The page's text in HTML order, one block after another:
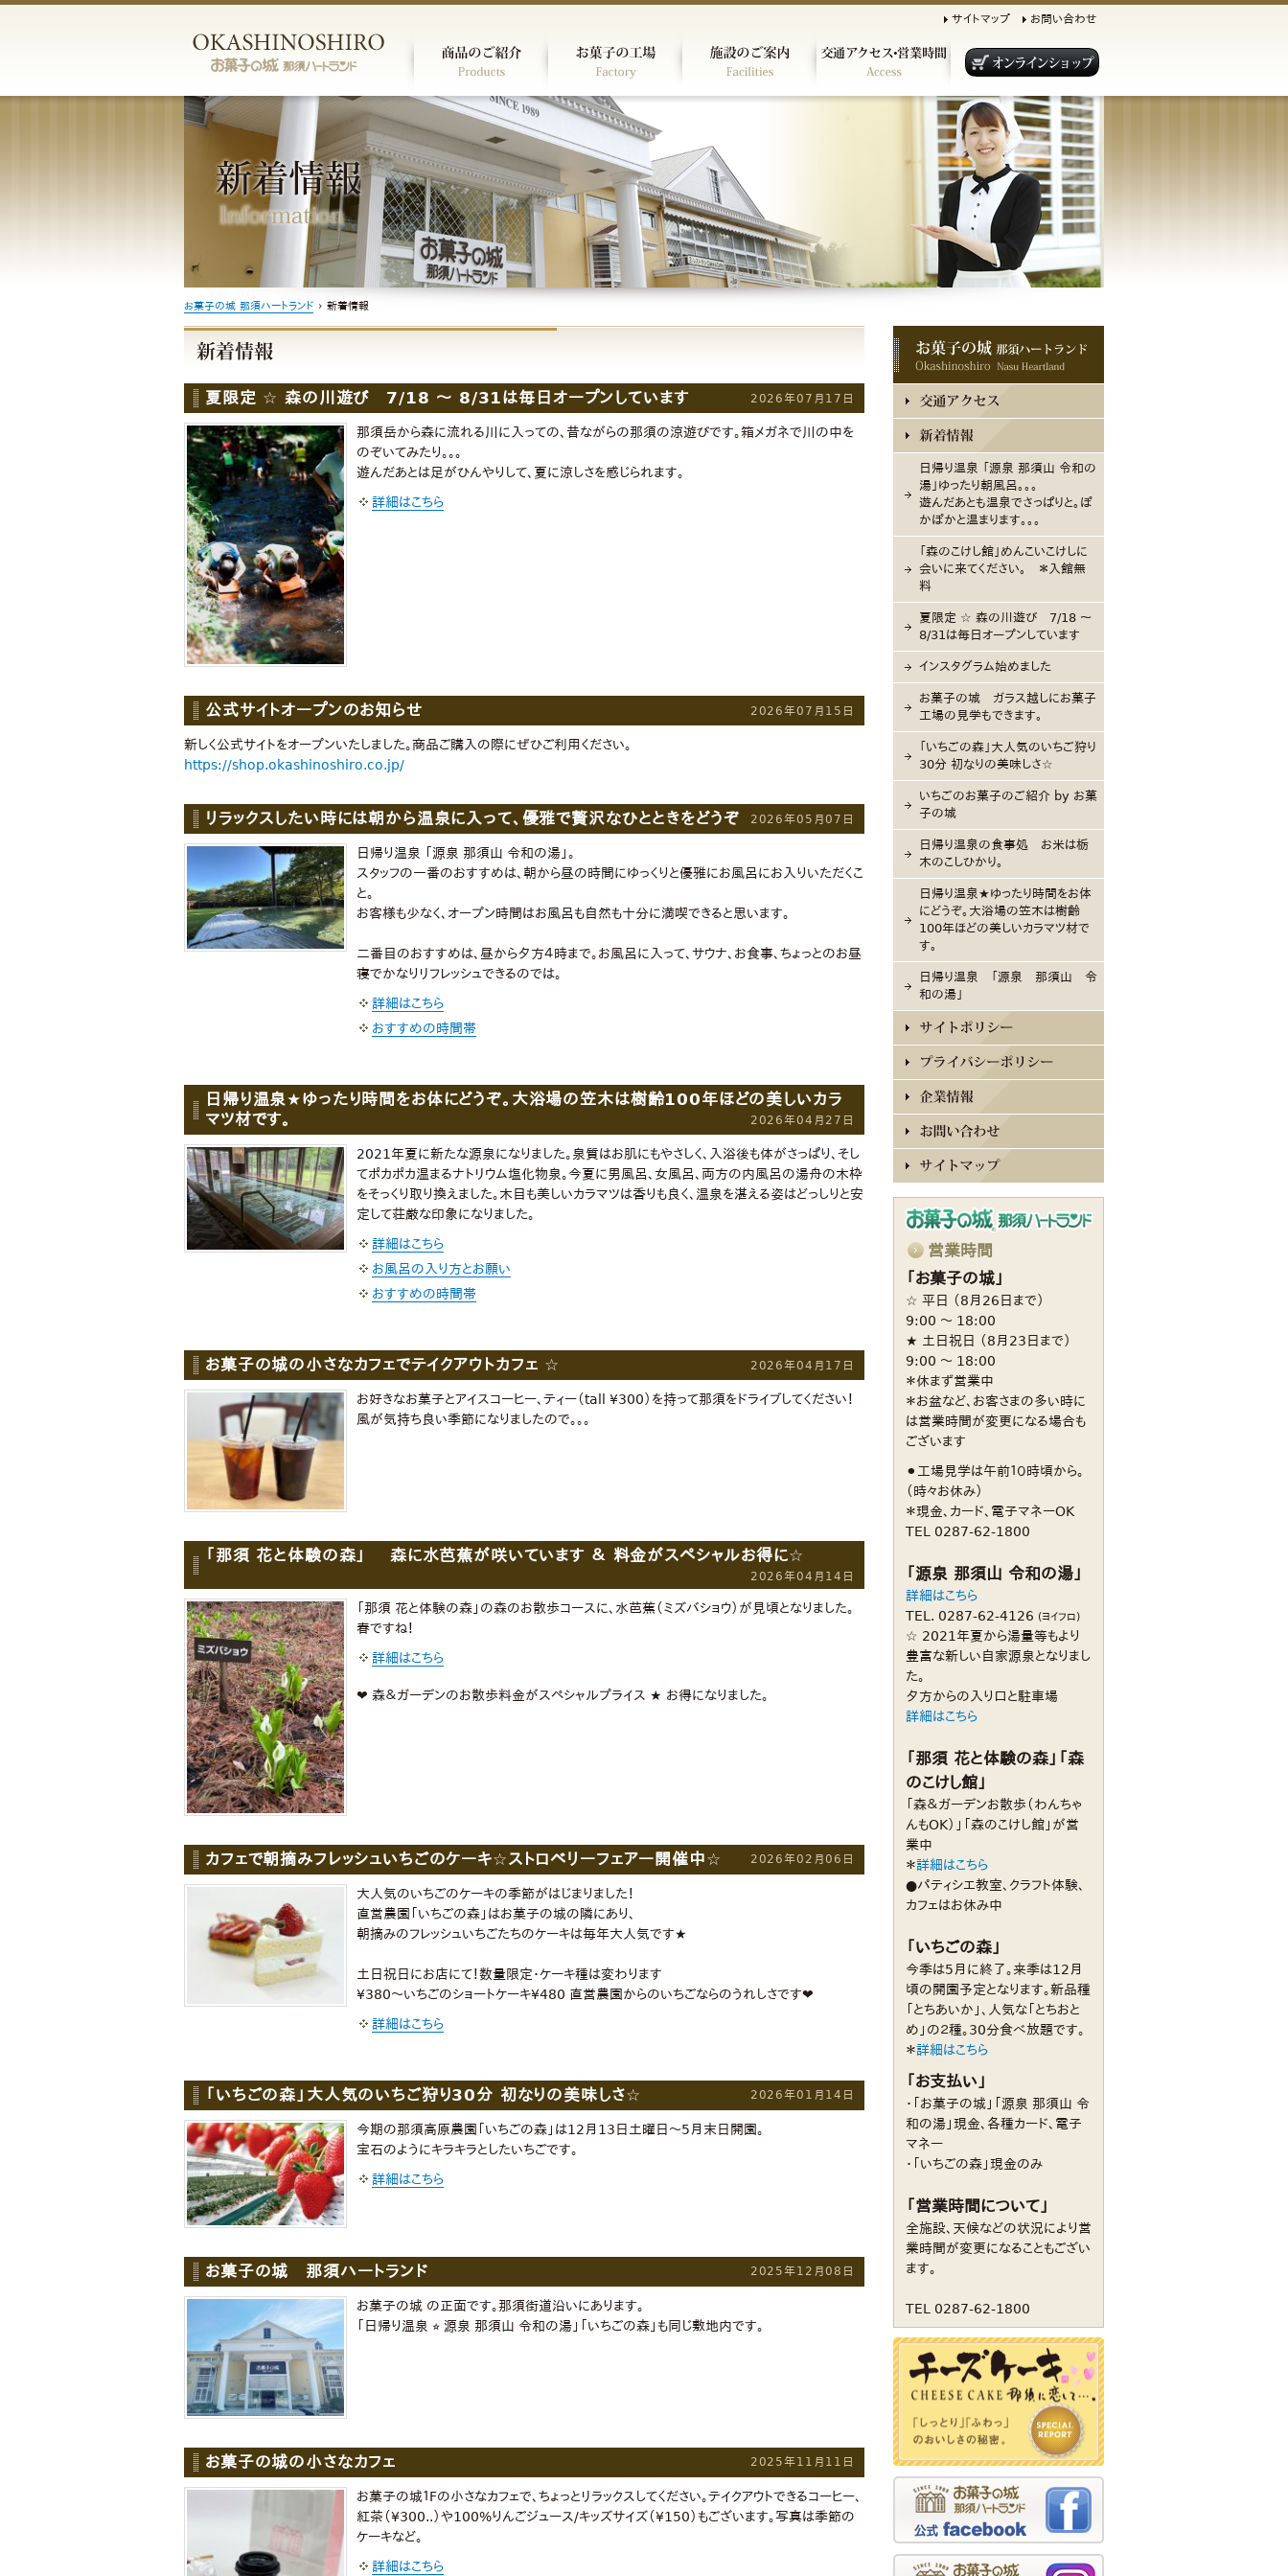
サイトマップ お問い合わせ
お菓子の城 那須ハートランド › 新着情報
夏限定 ☆ 森の川遊び 7/18 〜 8/31は毎日オープンしています 2026年07月17日
那須岳から森に流れる川に入っての、昔ながらの那須の涼遊びです。箱メガネで川の中を
のぞいてみたり。。。
遊んだあとは足がひんやりして、夏に涼しさを感じられます。
詳細はこちら
公式サイトオープンのお知らせ 2026年07月15日
新しく公式サイトをオープンいたしました。商品ご購入の際にぜひご利用ください。
https://shop.okashinoshiro.co.jp/
リラックスしたい時には朝から温泉に入って、優雅で贅沢なひとときをどうぞ 2026年05月07日
日帰り温泉 「源泉 那須山 令和の湯」。
スタッフの一番のおすすめは、朝から昼の時間にゆっくりと優雅にお風呂にお入りいただくこ
と。
お客様も少なく、オープン時間はお風呂も自然も十分に満喫できると思います。
二番目のおすすめは、昼から夕方４時まで。お風呂に入って、サウナ、お食事、ちょっとのお昼
寝でかなりリフレッシュできるのでは。
詳細はこちら
おすすめの時間帯
日帰り温泉★ゆったり時間をお体にどうぞ。大浴場の笠木は樹齢100年ほどの美しいカラ
マツ材です。
2026年04月27日
2021年夏に新たな源泉になりました。泉質はお肌にもやさしく、入浴後も体がさっぱり、そし
てポカポカ温まるナトリウム塩化物泉。今夏に男風呂、女風呂、両方の内風呂の湯舟の木枠
をそっくり取り換えました。木目も美しいカラマツは香りも良く、温泉を湛える姿はどっしりと安
定して荘厳な印象になりました。
詳細はこちら
お風呂の入り方とお願い
おすすめの時間帯
お菓子の城の小さなカフェでテイクアウトカフェ ☆ 2026年04月17日
お好きなお菓子とアイスコーヒー、ティー（tall ¥300）を持って那須をドライブしてください！
風が気持ち良い季節になりましたので。。。
「那須 花と体験の森」 森に水芭蕉が咲いています ＆ 料金がスペシャルお得に☆
2026年04月14日
「那須 花と体験の森」の森のお散歩コースに、水芭蕉（ミズバショウ）が見頃となりました。
春ですね！
詳細はこちら
❤︎ 森＆ガーデンのお散歩料金がスペシャルプライス ★ お得になりました。
カフェで朝摘みフレッシュいちごのケーキ☆ストロベリーフェアー開催中☆ 2026年02月06日
大人気のいちごのケーキの季節がはじまりました！
直営農園「いちごの森」はお菓子の城の隣にあり、
朝摘みのフレッシュいちごたちのケーキは毎年大人気です★
土日祝日にお店にて！数量限定・ケーキ種は変わります
¥380〜いちごのショートケーキ¥480 直営農園からのいちごならのうれしさです❤︎
詳細はこちら
「いちごの森」大人気のいちご狩り30分 初なりの美味しさ☆ 2026年01月14日
今期の那須高原農園「いちごの森」は12月13日土曜日〜5月末日開園。
宝石のようにキラキラとしたいちごです。
詳細はこちら
お菓子の城 那須ハートランド 2025年12月08日
お菓子の城 の正面です。那須街道沿いにあります。
「日帰り温泉 ⭐︎ 源泉 那須山 令和の湯」「いちごの森」も同じ敷地内です。
お菓子の城の小さなカフェ 2025年11月11日
お菓子の城１Fの小さなカフェで、ちょっとリラックスしてください。テイクアウトできるコーヒー、
紅茶（¥300..）や100%りんごジュース/キッズサイズ（¥150）もございます。写真は季節の
ケーキなど。
詳細はこちら
日帰り温泉 「源泉 那須山 令和の
湯」ゆったり朝風呂。。。
遊んだあとも温泉でさっぱりと。ぽ
かぽかと温まります。。。
「森のこけし館」めんこいこけしに
会いに来てください。 ＊入館無
料
夏限定 ☆ 森の川遊び 7/18 〜
8/31は毎日オープンしています
インスタグラム始めました
お菓子の城 ガラス越しにお菓子
工場の見学もできます。
「いちごの森」大人気のいちご狩り
30分 初なりの美味しさ☆
いちごのお菓子のご紹介 by お菓
子の城
日帰り温泉の食事処 お米は栃
木のこしひかり。
日帰り温泉★ゆったり時間をお体
にどうぞ。大浴場の笠木は樹齢
100年ほどの美しいカラマツ材で
す。
日帰り温泉 「源泉 那須山 令
和の湯」
営業時間
「お菓子の城」
☆ 平日 （8月26日まで）
9:00 〜 18:00
★ 土日祝日 （8月23日まで）
9:00 〜 18:00
＊休まず営業中
＊お盆など、お客さまの多い時に
は営業時間が変更になる場合も
ございます
⚫︎工場見学は午前１０時頃から。
（時々お休み）
＊現金、カード、電子マネーOK
TEL 0287-62-1800
「源泉 那須山 令和の湯」
詳細はこちら
TEL. 0287-62-4126 (ヨイフロ)
☆ 2021年夏から湯量等もより
豊富な新しい自家源泉となりまし
た。
夕方からの入り口と駐車場
詳細はこちら
「那須 花と体験の森」「森
のこけし館」
「森＆ガーデンお散歩（わんちゃ
んもOK）」「森のこけし館」が営
業中
＊詳細はこちら
●パティシエ教室、クラフト体験、
カフェはお休み中
「いちごの森」
今季は5月に終了。来季は12月
頃の開園予定となります。新品種
「とちあいか」、人気な「とちおと
め」の２種。30分食べ放題です。
＊詳細はこちら
「お支払い」
・「お菓子の城」「源泉 那須山 令
和の湯」現金、各種カード、電子
マネー
・「いちごの森」現金のみ
「営業時間について」
全施設、天候などの状況により営
業時間が変更になることもござい
ます。
TEL 0287-62-1800